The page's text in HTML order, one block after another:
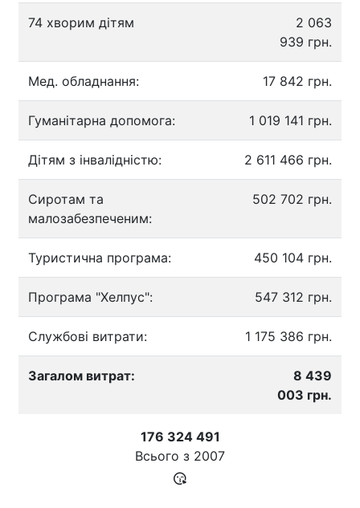
74 хворим дітям
2 063
939 грн.
Мед. обладнання: 17 842 грн.
Гуманітарна допомога: 1 019 141 грн.
Дітям з інвалідністю: 2 611 466 грн.
Сиротам та
малозабезпеченим:
502 702 грн.
Туристична програма: 450 104 грн.
Програма "Хелпус": 547 312 грн.
Службові витрати: 1 175 386 грн.
Загалом витрат:
8 439
003 грн.
176 324 491
Всього з 2007